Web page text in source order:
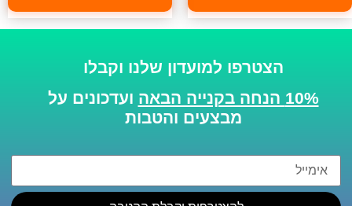
הצטרפו למועדון שלנו וקבלו
10% הנחה בקנייה הבאה
ועדכונים על
מבצעים והטבות